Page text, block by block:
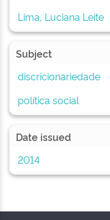
Lima, Luciana Leite
Subject
discricionariedade
política social
Date issued
2014